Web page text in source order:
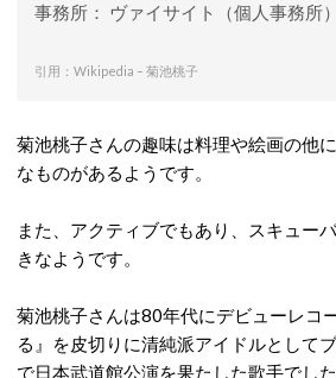
事務所： ヴァイサイト（個人事務所）
引用：Wikipedia – 菊池桃子
菊池桃子さんの趣味は料理や絵画の他
なものがあるようです。
また、アクティブでもあり、スキュー
きなようです。
菊池桃子さんは80年代にデビューレコ
る』を皮切りに清純派アイドルとして
で日本武道館公演を果たした歌手でした